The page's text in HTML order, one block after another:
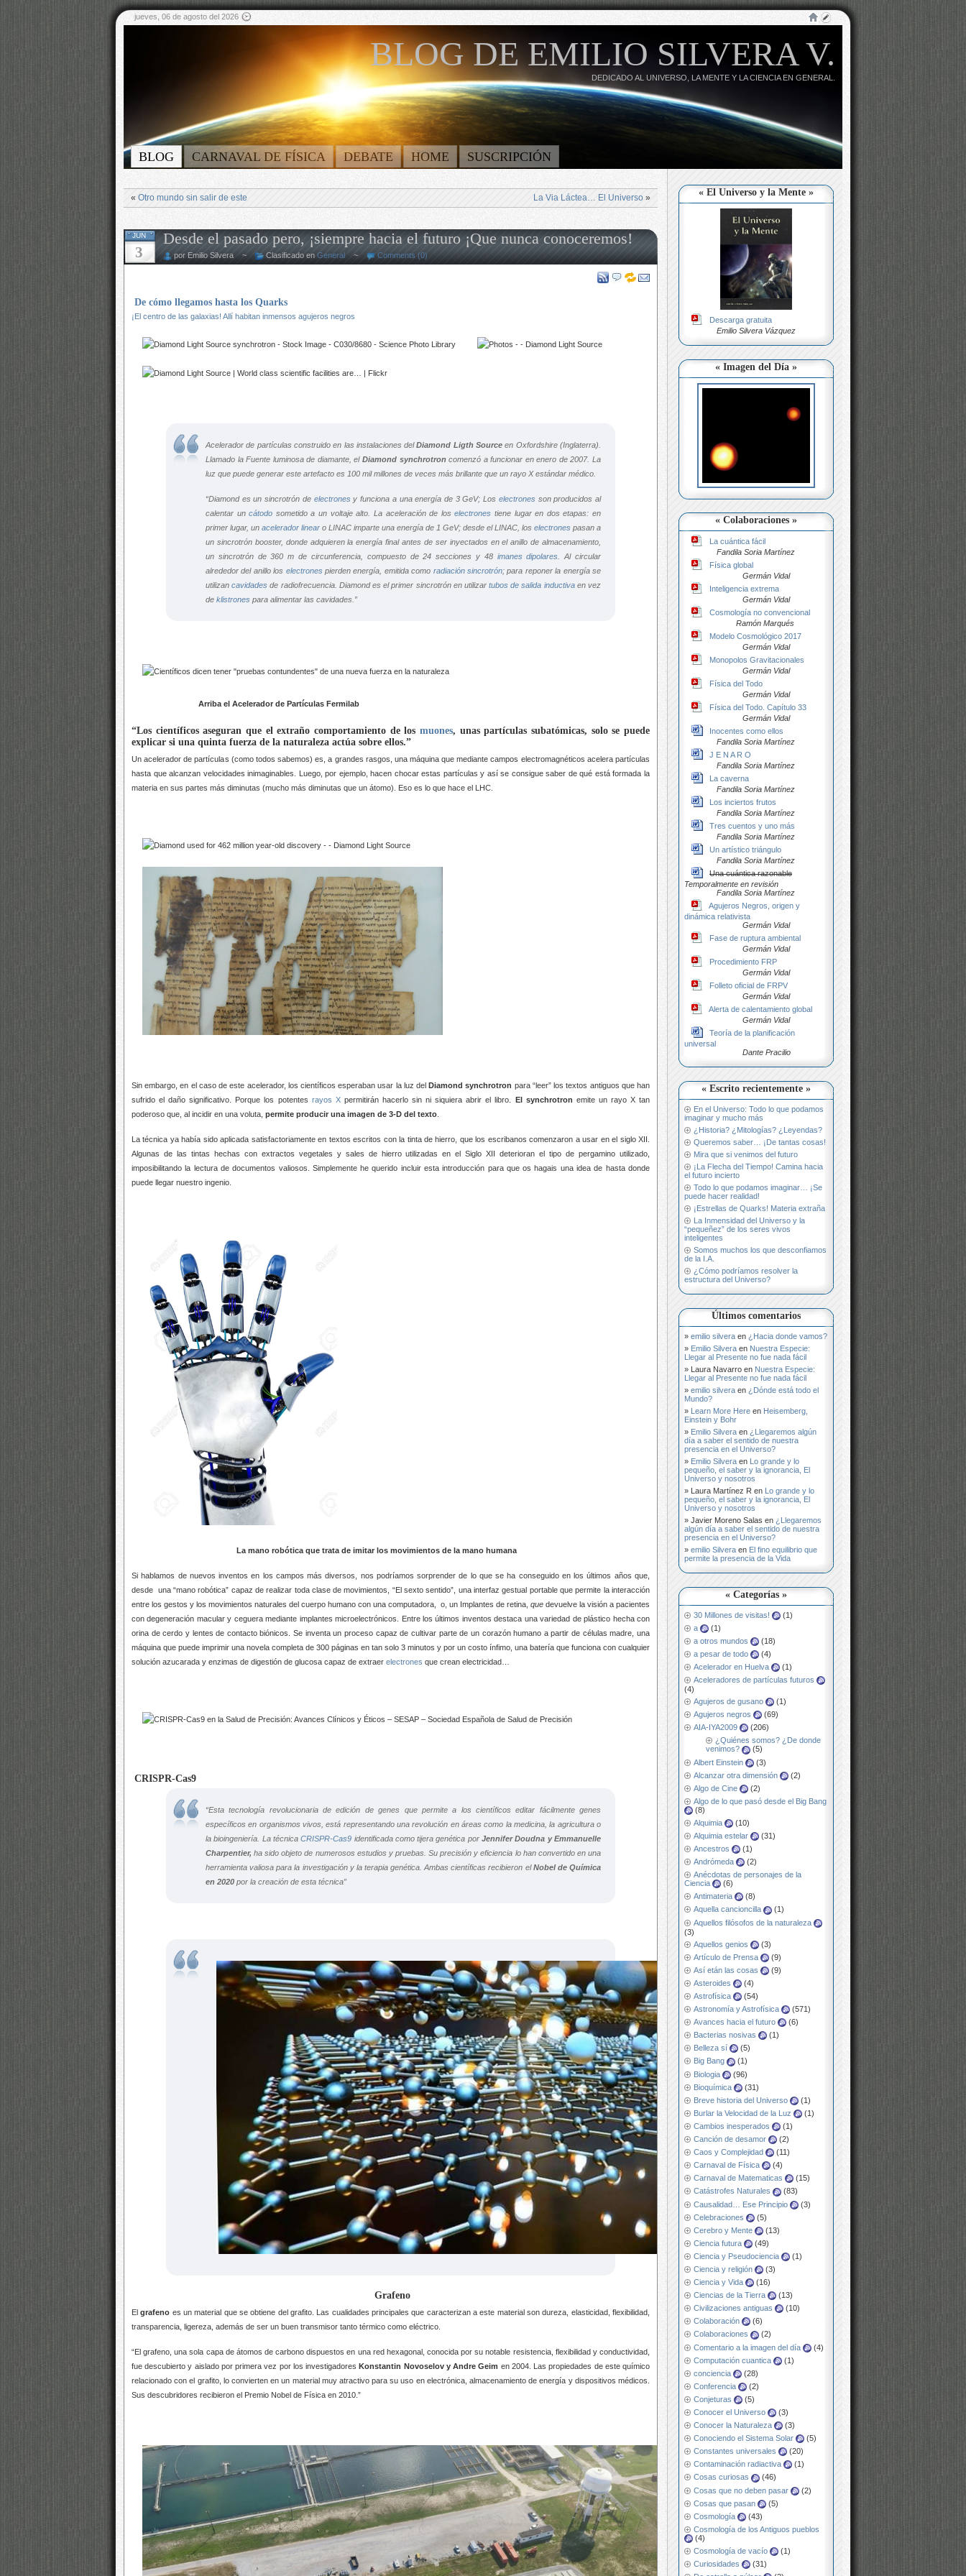
jueves, 06 de agosto del 2026
BLOG DE EMILIO SILVERA V.
DEDICADO AL UNIVERSO, LA MENTE Y LA CIENCIA EN GENERAL.
BLOG CARNAVAL DE FÍSICA DEBATE HOME SUSCRIPCIÓN
« El Universo y la Mente »
Descarga gratuita
Emilio Silvera Vázquez
« Imagen del Día »
« Colaboraciones »
La cuántica fácil
Fandila Soria Martínez
Física global
Germán Vidal
Inteligencia extrema
Germán Vidal
Cosmología no convencional
Ramón Marqués
Modelo Cosmológico 2017
Germán Vidal
Monopolos Gravitacionales
Germán Vidal
Física del Todo
Germán Vidal
Física del Todo. Capítulo 33
Germán Vidal
Inocentes como ellos
Fandila Soria Martínez
J E N A R O
Fandila Soria Martínez
La caverna
Fandila Soria Martínez
Los inciertos frutos
Fandila Soria Martínez
Tres cuentos y uno más
Fandila Soria Martínez
Un artístico triángulo
Fandila Soria Martínez
Una cuántica razonable
Temporalmente en revisión
Fandila Soria Martínez
Agujeros Negros, origen y
dinámica relativista
Germán Vidal
Fase de ruptura ambiental
Germán Vidal
Procedimiento FRP
Germán Vidal
Folleto oficial de FRPV
Germán Vidal
Alerta de calentamiento global
Germán Vidal
Teoría de la planificación
universal
Dante Pracilio
« Escrito recientemente »
En el Universo: Todo lo que podamos
imaginar y mucho más
¿Historia? ¿Mitologías? ¿Leyendas?
Queremos saber… ¡De tantas cosas!
Mira que si venimos del futuro
¡La Flecha del Tiempo! Camina hacia
el futuro incierto
Todo lo que podamos imaginar… ¡Se
puede hacer realidad!
¡Estrellas de Quarks! Materia extraña
La Inmensidad del Universo y la
“pequeñez” de los seres vivos
inteligentes
Somos muchos los que desconfiamos
de la I.A.
¿Cómo podríamos resolver la
estructura del Universo?
Últimos comentarios
emilio silvera en ¿Hacia donde vamos?
Emilio Silvera en Nuestra Especie:
Llegar al Presente no fue nada fácil
Laura Navarro en Nuestra Especie:
Llegar al Presente no fue nada fácil
emilio silvera en ¿Dónde está todo el
Mundo?
Learn More Here en Heisemberg,
Einstein y Bohr
Emilio Silvera en ¿Llegaremos algún
día a saber el sentido de nuestra
presencia en el Universo?
Emilio Silvera en Lo grande y lo
pequeño, el saber y la ignorancia, El
Universo y nosotros
Laura Martínez R en Lo grande y lo
pequeño, el saber y la ignorancia, El
Universo y nosotros
Javier Moreno Salas en ¿Llegaremos
algún día a saber el sentido de nuestra
presencia en el Universo?
emilio Silvera en El fino equilibrio que
permite la presencia de la Vida
« Categorías »
30 Millones de visitas!
(1)
a
(1)
a otros mundos
(18)
a pesar de todo
(4)
Acelerador en Huelva
(1)
Aceleradores de partículas futuros
(4)
Agujeros de gusano
(1)
Agujeros negros
(69)
AIA-IYA2009
(206)
¿Quiénes somos? ¿De donde
venimos?
(5)
Albert Einstein
(3)
Alcanzar otra dimensión
(2)
Algo de Cine
(2)
Algo de lo que pasó desde el Big Bang
(8)
Alquimia
(10)
Alquimia estelar
(31)
Ancestros
(1)
Andrómeda
(2)
Anécdotas de personajes de la
Ciencia
(6)
Antimateria
(8)
Aquella cancioncilla
(1)
Aquellos filósofos de la naturaleza
(3)
Aquellos genios
(3)
Artículo de Prensa
(9)
Así etán las cosas
(9)
Asteroides
(4)
Astrofísica
(54)
Astronomía y Astrofísica
(571)
Avances hacia el futuro
(6)
Bacterias nosivas
(1)
Belleza sí
(5)
Big Bang
(1)
Biologia
(96)
Bioquímica
(31)
Breve historia del Universo
(1)
Burlar la Velocidad de la Luz
(1)
Cambios inesperados
(1)
Canción de desamor
(2)
Caos y Complejidad
(11)
Carnaval de Física
(4)
Carnaval de Matematicas
(15)
Catástrofes Naturales
(83)
Causalidad… Ese Principio
(3)
Celebraciones
(5)
Cerebro y Mente
(13)
Ciencia futura
(49)
Ciencia y Pseudociencia
(1)
Ciencia y religión
(3)
Ciencia y Vida
(16)
Ciencias de la Tierra
(13)
Civilizaciones antiguas
(10)
Colaboración
(6)
Colaboraciones
(2)
Comentario a la imagen del día
(4)
Computación cuantica
(1)
conciencia
(28)
Conferencia
(2)
Conjeturas
(5)
Conocer el Universo
(3)
Conocer la Naturaleza
(3)
Conociendo el Sistema Solar
(5)
Constantes universales
(20)
Contaminación radiactiva
(1)
Cosas curiosas
(46)
Cosas que no deben pasar
(2)
Cosas que pasan
(5)
Cosmología
(43)
Cosmología de los Antiguos pueblos
(4)
Cosmología de vacío
(1)
Curiosidades
(31)
« Otro mundo sin salir de este La Via Láctea… El Universo »
JUN
3
Desde el pasado pero, ¡siempre hacia el futuro ¡Que nunca conoceremos!
por Emilio Silvera ~ Clasificado en General ~ Comments (0)
De cómo llegamos hasta los Quarks
¡El centro de las galaxias! Allí habitan inmensos agujeros negros
Acelerador de partículas construido en las instalaciones delDiamond Ligth Source en Oxfordshire (Inglaterra).
Llamado laFuente luminosa de diamante, el Diamond synchrotroncomenzó a funcionar en enero de 2007. La
luz que puede generar este artefacto es 100 mil millones de veces más brillante que un rayo X estándar médico.
“Diamond es un sincrotrón de electronesy funciona a una energía de 3 GeV; Los electronesson producidos al
calentar uncátodo sometido a un voltaje alto. La aceleración de loselectrones tiene lugar en dos etapas: en
primer lugar, un acelerador linear o LINAC imparte una energía de 1 GeV; desde el LINAC, los electrones pasan a
un sincrotrón booster, donde adquieren la energía final antes de ser inyectados en el anillo de almacenamiento,
un sincrotrón de 360 m de circunferencia, compuesto de 24 secciones y 48 imanes dipolares . Al circular
alrededor del anillo los electronespierden energía, emitida como radiación sincrotrón; para reponer la energía se
utilizancavidades de radiofrecuencia. Diamond es el primer sincrotrón en utilizartubos de salida inductivaen vez
de klistrones para alimentar las cavidades.”
Arriba el Acelerador de Partículas Fermilab
“Los científicos aseguran que el extraño comportamiento de los muones, unas partículas subatómicas, solo se puede
explicar si una quinta fuerza de la naturaleza actúa sobre ellos.”
Un acelerador de partículas (como todos sabemos) es, a grandes rasgos, una máquina que mediante campos electromagnéticos acelera partículas
hasta que alcanzan velocidades inimaginables. Luego, por ejemplo, hacen chocar estas partículas y así se consigue saber de qué está formada la
materia en sus partes más diminutas (mucho más diminutas que un átomo). Eso es lo que hace el LHC.
Sin embargo, en el caso de este acelerador, los científicos esperaban usar la luz delDiamond synchrotron para “leer” los textos antiguos que han
sufrido el daño significativo. Porque los potentes rayos Xpermitirán hacerlo sin ni siquiera abrir el libro. El synchrotron emite un rayo X tan
poderoso que, al incidir en una voluta, permite producir una imagen de 3-D del texto
La técnica ya había sido aplicada satisfactoriamente en textos escritos con la tinta de hierro, que los escribanos comenzaron a usar en el siglo XII.
Algunas de las tintas hechas con extractos vegetales y sales de hierro utilizadas en el Siglo XII deterioran el tipo de pergamino utilizado,
imposibilitando la lectura de documentos valiosos. Simplemente he querido incluir esta introducción para que os hagais una idea de hasta donde
puede llegar nuestro ingenio.
La mano robótica que trata de imitar los movimientos de la mano humana
Si hablamos de nuevos inventos en los campos más diversos, nos podríamos sorprender de lo que se ha conseguido en los últimos años que,
desde una “mano robótica” capaz de realizar toda clase de movimientos, “El sexto sentido”, una interfaz gestual portable que permite la interacción
entre los gestos y los movimientos naturales del cuerpo humano con una computadora, o, un Implantes de retina, que devuelve la visión a pacientes
con degeneración macular y ceguera mediante implantes microelectrónicos. Entre los últimos inventos destaca una variedad de plástico hecha con
orina de cerdo y lentes de contacto biónicos. Se inventa un proceso capaz de cultivar parte de un corazón humano a partir de células madre, una
máquina que puede imprimir una novela completa de 300 páginas en tan solo 3 minutos y por un costo ínfimo, una batería que funciona con cualquier
solución azucarada y enzimas de digestión de glucosa capaz de extraer electrones que crean electricidad…
CRISPR-Cas9
“Esta tecnología revolucionaria de edición de genes que permite a los científicos editar fácilmente genes
específicos en organismos vivos, está representando una revolución en áreas como la medicina, la agricultura o
la bioingeniería. La técnicaCRISPR-Cas9 identificada como tijera genética porJennifer Doudna y Emmanuelle
Charpentier, ha sido objeto de numerosos estudios y pruebas. Su precisión y eficiencia lo han convertido en una
herramienta valiosa para la investigación y la terapia genética. Ambas científicas recibieron elNobel de Química
en 2020 por la creación de esta técnica”
Grafeno
Elgrafeno es un material que se obtiene del grafito. Las cualidades principales que caracterizan a este material son dureza, elasticidad, flexibilidad,
transparencia, ligereza, además de ser un buen transmisor tanto térmico como eléctrico.
“El grafeno, una sola capa de átomos de carbono dispuestos en una red hexagonal, conocida por su notable resistencia, flexibilidad y conductividad,
fue descubierto y aislado por primera vez por los investigadores Konstantin Novoselov y Andre Geim en 2004. Las propiedades de este químico
relacionado con el grafito, lo convierten en un material muy atractivo para su uso en electrónica, almacenamiento de energía y dispositivos médicos.
Sus descubridores recibieron el Premio Nobel de Física en 2010.”